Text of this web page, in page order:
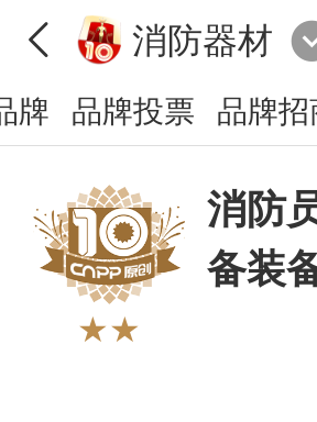
消防器材
牌 品牌投票 品牌招
★★
消防
备装